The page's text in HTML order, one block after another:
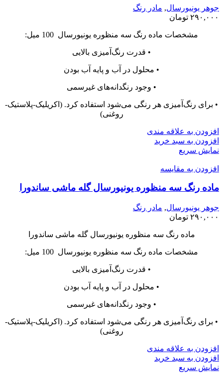
جوهر یونیورسال, مادر رنگ
۲۹۰,۰۰۰ تومان
مشخصات ماده رنگ سه منظوره یونیورسال 100 میل:
• قدرت رنگ‌آمیزی بالایی
• محلول در آب و پایه آب بودن
• وجود رنگدانه‌های غیرسمی
• برای رنگ‌آمیزی هر رنگی می‌شود استفاده کرد. (اکریلیک-پلاستیک-
روغنی)
افزودن به علاقه مندی
افزودن به سبد خرید
نمایش سریع
افزودن به مقایسه
ماده رنگ سه منظوره یونیورسال گله ماشی ساندورا
جوهر یونیورسال, مادر رنگ
۲۹۰,۰۰۰ تومان
ماده رنگ سه منظوره یونیورسال گله ماشی ساندورا
مشخصات ماده رنگ سه منظوره یونیورسال 100 میل:
• قدرت رنگ‌آمیزی بالایی
• محلول در آب و پایه آب بودن
• وجود رنگدانه‌های غیرسمی
• برای رنگ‌آمیزی هر رنگی می‌شود استفاده کرد. (اکریلیک-پلاستیک-
روغنی)
افزودن به علاقه مندی
افزودن به سبد خرید
نمایش سریع